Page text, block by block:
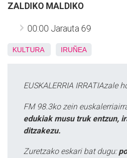
ZALDIKO MALDIKO
00:00 Jarauta 69
KULTURA IRUÑEA
EUSKALERRIA IRRATIAzale
FM 98.3ko zein
edukiak musu truk entzun,
ditzakezu.
Zuretzako eskari bat dugu: